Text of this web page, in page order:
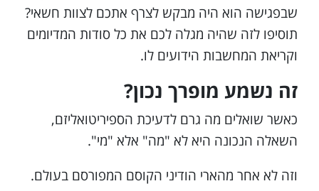
שבפגישה הוא היה מבקש לצרף אתכם לצוות חשאי?
תוסיפו לזה שהיה מגלה לכם את כל סודות המדיומים
וקריאת המחשבות הידועים לו.
זה נשמע מופרך נכון?
כאשר שואלים מה גרם לדעיכת הספיריטואליזם,
השאלה הנכונה היא לא "מה" אלא "מי".
וזה לא אחר מהארי הודיני הקוסם המפורסם בעולם.